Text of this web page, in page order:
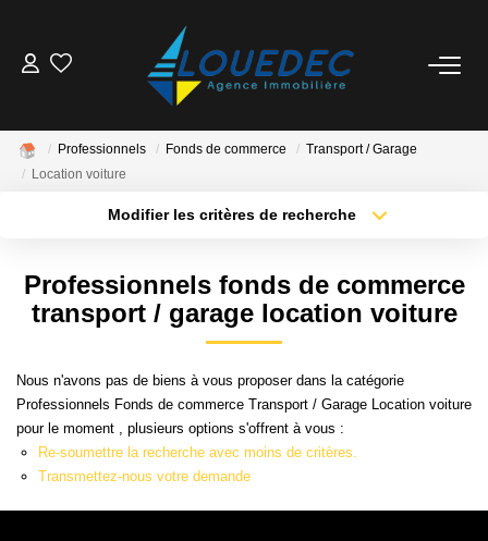
GESTION
MISE EN VENTE
NOTRE AGENCE
Qui Sommes Nous
Notre Équipe
Professionnels Fonds de commerce
Transport / Garage
Location voiture
Modifier les critères de recherche
Type de bien
Budget max Plus de critères
Professionnels fonds de commerce
transport / garage location voiture
Nous n'avons pas de biens à vous proposer dans la catégorie
Professionnels Fonds de commerce Transport / Garage Location voiture
pour le moment , plusieurs options s'offrent à vous :
Re-soumettre la recherche avec moins de critères.
Transmettez-nous votre demande